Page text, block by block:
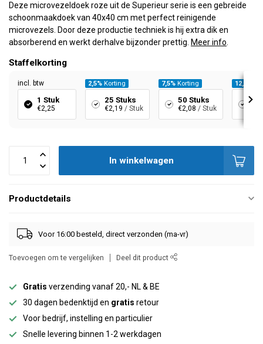
Deze microvezeldoek roze uit de Superieur serie is een gebreide
schoonmaakdoek van 40x40 cm met perfect reinigende
microvezels. Door deze productie techniek is hij extra dik en
absorberend en werkt derhalve bijzonder prettig. Meer info
Staffelkorting
incl. btw
1 Stuk
€2,25
2,5% Korting
25 Stuks
€2,19 / Stuk
7,5% Korting
50 Stuks
€2,08 / Stuk
12,5%
In winkelwagen
Productdetails
Voor 16:00 besteld, direct verzonden (ma-vr)
Toevoegen om te vergelijken Deel dit product
Gratis verzending vanaf 20,- NL & BE
30 dagen bedenktijd en gratis retour
Voor bedrijf, instelling en particulier
Snelle levering binnen 1-2 werkdagen